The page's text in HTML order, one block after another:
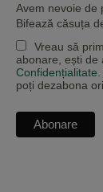
Avem nevoie de
Bifează căsuța
Vreau să
abonare, ești de
Confidențialitate
poți dezabona